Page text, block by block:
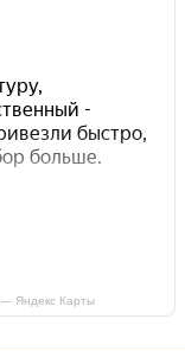
— Яндекс Карты